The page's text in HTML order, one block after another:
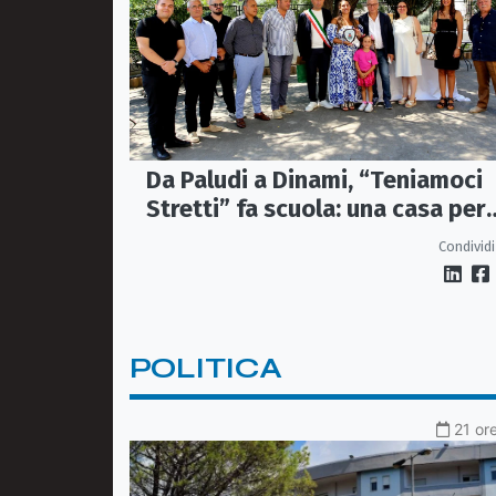
Da Paludi a Dinami, “Teniamoci
Stretti” fa scuola: una casa per
anziani contro la solitudine
POLITICA
21